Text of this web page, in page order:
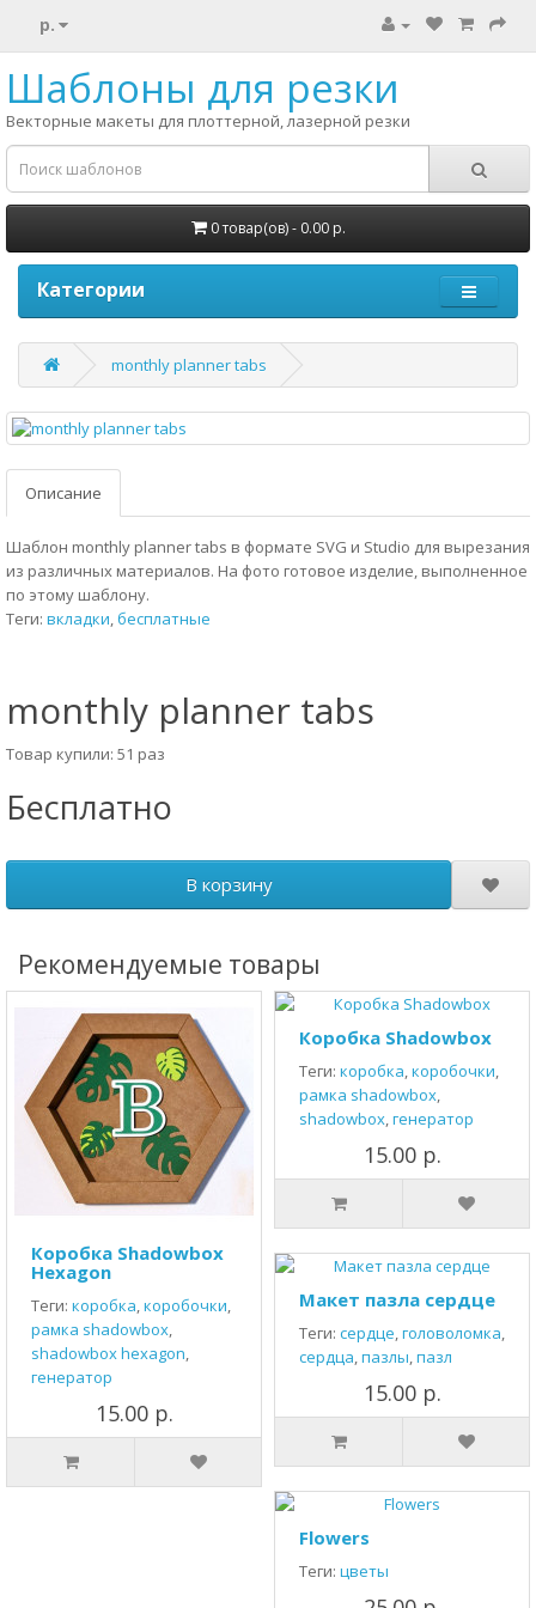
р.
Шаблоны для резки
Векторные макеты для плоттерной, лазерной резки
0 товар(ов) - 0.00 р.
Категории
monthly planner tabs
Описание
Шаблон monthly planner tabs в формате SVG и Studio для вырезания
из различных материалов. На фото готовое изделие, выполненное
по этому шаблону.
Теги: вкладки,бесплатные
monthly planner tabs
Товар купили: 51 раз
Бесплатно
В корзину
Рекомендуемые товары
Коробка Shadowbox
Hexagon
Теги: коробка,коробочки,
рамка shadowbox,
shadowbox hexagon,
генератор
15.00 р.
Коробка Shadowbox
Теги: коробка,коробочки,
рамка shadowbox,
shadowbox,генератор
15.00 р.
Макет пазла сердце
Теги: сердце,головоломка,
сердца,пазлы,пазл
15.00 р.
Flowers
Теги: цветы